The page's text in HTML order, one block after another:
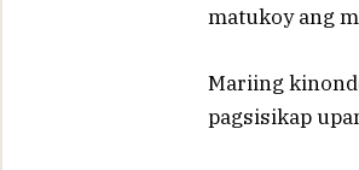
matukoy ang
Mariing
pagsisikap